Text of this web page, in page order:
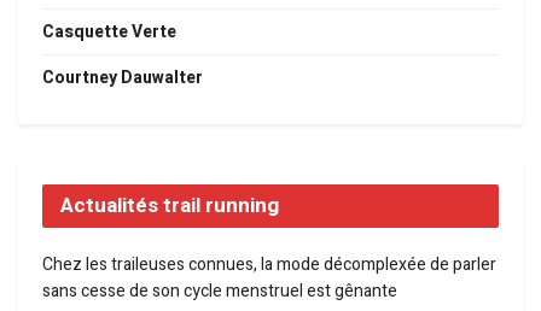
Casquette Verte
Courtney Dauwalter
Actualités trail running
Chez les traileuses connues, la mode décomplexée de parler
sans cesse de son cycle menstruel est gênante